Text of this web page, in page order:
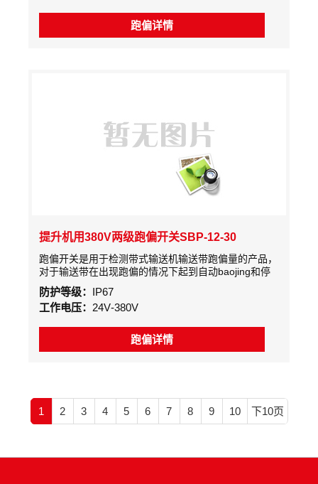
跑偏详情
提升机用380V两级跑偏开关SBP-12-30
跑偏开关是用于检测带式输送机输送带跑偏量的产品，
对于输送带在出现跑偏的情况下起到自动baojing和停
机的一种anquan保护装置
防护等级： IP67
工作电压： 24V-380V
跑偏详情
1 2 3 4 5 6 7 8 9 10 下10页